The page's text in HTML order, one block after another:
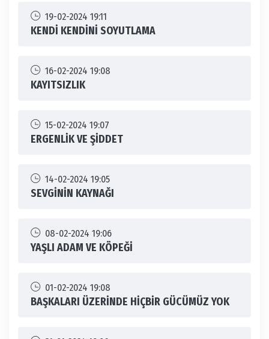
19-02-2024 19:11
KENDİ KENDİNİ SOYUTLAMA
16-02-2024 19:08
KAYITSIZLIK
15-02-2024 19:07
ERGENLİK VE ŞİDDET
14-02-2024 19:05
SEVGİNİN KAYNAĞI
08-02-2024 19:06
YAŞLI ADAM VE KÖPEĞİ
01-02-2024 19:08
BAŞKALARI ÜZERİNDE HİÇBİR GÜCÜMÜZ YOK